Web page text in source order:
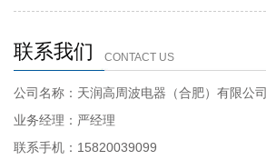
联系我们 CONTACT US
公司名称：天润高周波电器（合肥）有限公司
业务经理：严经理
联系手机：15820039099